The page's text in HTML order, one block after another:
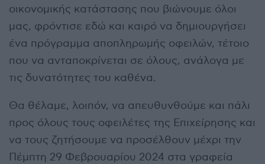
οικονομικής κατάστασης που βιώνουμε όλοι
μας, φρόντισε εδώ και καιρό να δημιουργήσει
ένα πρόγραμμα αποπληρωμής οφειλών, τέτοιο
που να ανταποκρίνεται σε όλους, ανάλογα με
τις δυνατότητες του καθένα.
Θα θέλαμε, λοιπόν, να απευθυνθούμε και πάλι
προς όλους τους οφειλέτες της Επιχείρησης και
να τους ζητήσουμε να προσέλθουν μέχρι την
Πέμπτη 29 Φεβρουαρίου 2024 στα γραφεία